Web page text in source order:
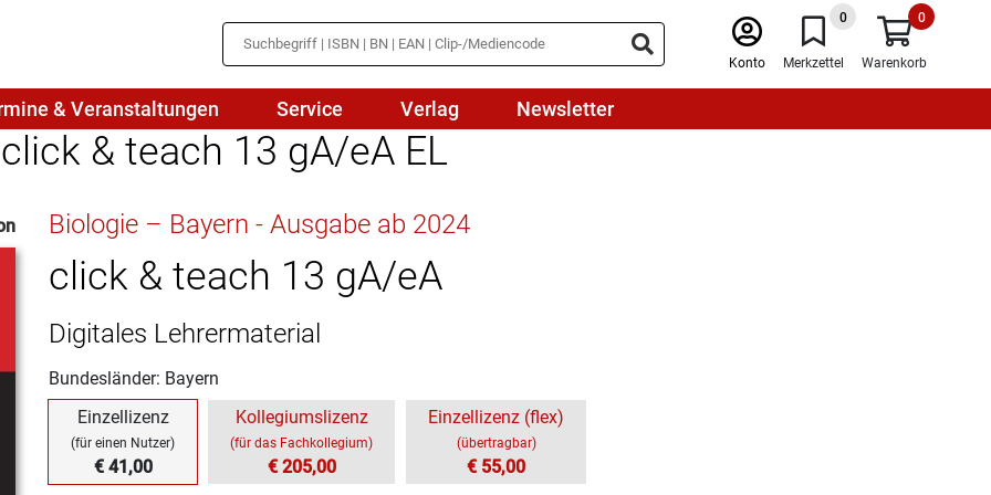
Konto
0
Merkzettel
0
Warenkorb
Medienbildung
Naturwissenschaften/NuT
Physik
Politik
Religion
Spanisch
& Veranstaltungen Service Verlag Newsletter
& teach 13 gA/eA EL
Biologie – Bayern - Ausgabe ab 2024
click & teach 13 gA/eA
Digitales Lehrermaterial
Bundesländer: Bayern
Einzellizenz
(für einen Nutzer)
€ 41,00
Kollegiumslizenz
(für das Fachkollegium)
€ 205,00
Einzellizenz (flex)
(übertragbar)
€ 55,00